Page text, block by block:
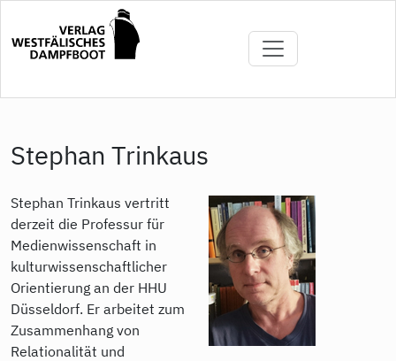
Inhalt
Stephan Trinkaus
Stephan Trinkaus vertritt
derzeit die Professur für
Medienwissenschaft in
kulturwissenschaftlicher
Orientierung an der HHU
Düsseldorf. Er arbeitet zum
Zusammenhang von
Relationalität und